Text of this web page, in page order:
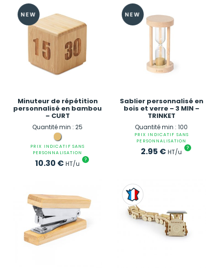
Minuteur de répétition
personnalisé en bambou
– CURT
Quantité min : 25
PRIX INDICATIF SANS
PERSONNALISATION
10.30 € HT/u ?
Sablier personnalisé en
bois et verre – 3 MIN –
TRINKET
Quantité min : 100
PRIX INDICATIF SANS
PERSONNALISATION
2.95 € HT/u ?